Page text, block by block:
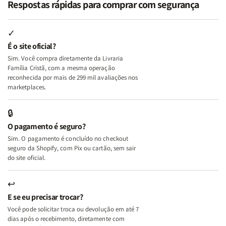
Minhas
Lutas
e
Deus
+
A
Mulher
Lar
Minhas
Lutas
+
A
Lar
Mulher
Segundo
Mulher
Segundo
Respostas rápidas para comprar com segurança
✓
É o site oficial?
Sim. Você compra diretamente da Livraria
Família Cristã, com a mesma operação
reconhecida por mais de 299 mil avaliações nos
marketplaces.
🔒
O pagamento é seguro?
Sim. O pagamento é concluído no checkout
seguro da Shopify, com Pix ou cartão, sem sair
do site oficial.
↩
E se eu precisar trocar?
Você pode solicitar troca ou devolução em até 7
dias após o recebimento, diretamente com